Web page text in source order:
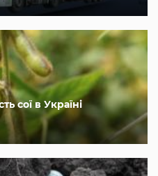
сої в Україні